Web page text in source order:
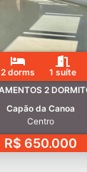
2 dorms 1 suíte
2
Capão da Canoa
Centro
R$ 650.000